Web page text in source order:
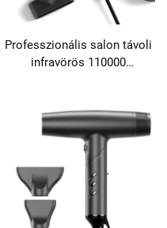
Professzionális salon távoli
infravörös 110000
szerelhető hajszárító